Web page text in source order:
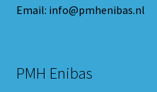
Email: info@pmhenibas.nl
PMH Enibas